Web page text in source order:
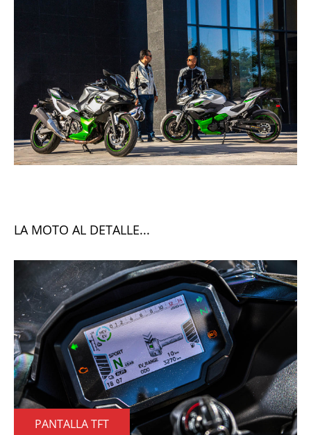
LA MOTO AL DETALLE...
PANTALLA TFT